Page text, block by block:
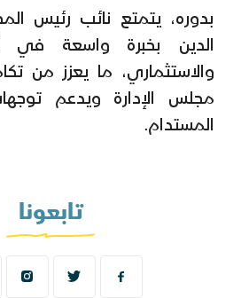
بدوره، يتمتع نائب رئيس
الدين بخبرة واسعة في
والاستثماري، ما يعزز من
مجلس الإدارة ويدعم
المستدام.
تابعونا